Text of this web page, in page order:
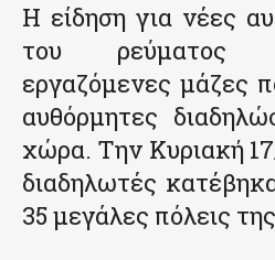
Η είδηση για νέες
του ρεύματος
εργαζόμενες μάζες
αυθόρμητες
χώρα. Την Κυριακή
διαδηλωτές
35 μεγάλες πόλεις